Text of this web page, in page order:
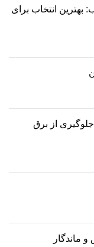
بهترین انتخاب برای
از برق
ماندگار